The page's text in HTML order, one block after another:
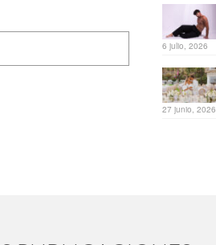
6 julio, 2026
27 junio, 2026